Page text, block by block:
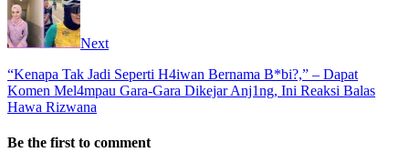
Next
“Kenapa Tak Jadi Seperti H4iwan Bernama B*bi?,” – Dapat
Komen Mel4mpau Gara-Gara Dikejar Anj1ng, Ini Reaksi Balas
Hawa Rizwana
Be the first to comment